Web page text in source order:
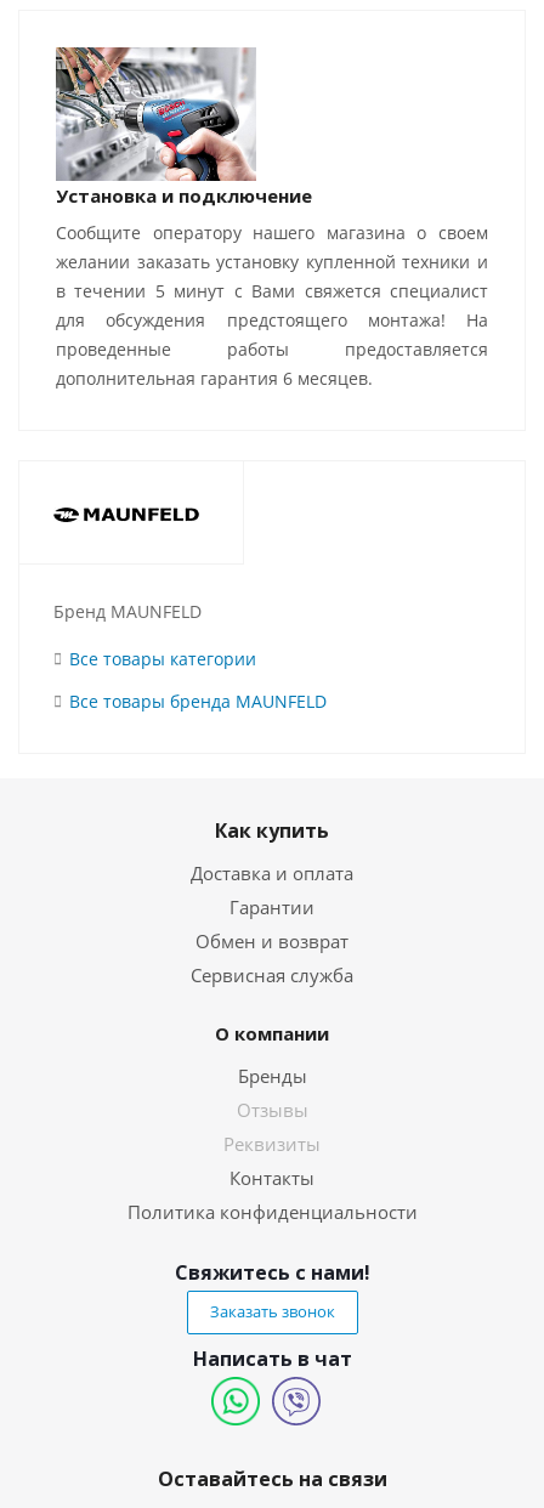
Установка и подключение
Сообщите оператору нашего магазина о своем
желании заказать установку купленной техники и
в течении 5 минут с Вами свяжется специалист
для обсуждения предстоящего монтажа! На
проведенные работы предоставляется
дополнительная гарантия 6 месяцев.
Бренд MAUNFELD
Все товары категории
Все товары бренда MAUNFELD
Как купить
Доставка и оплата
Гарантии
Обмен и возврат
Сервисная служба
О компании
Бренды
Отзывы
Реквизиты
Контакты
Политика конфиденциальности
Свяжитесь с нами!
Заказать звонок
Написать в чат
Оставайтесь на связи